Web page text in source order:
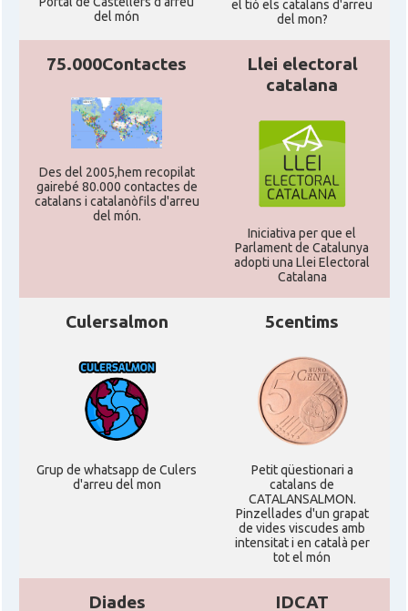
Delegació
Consolat
Consolat general a Chicago
Consolat Consolat general a Houston
Consolat general a Los Angeles
Consolat Consolat general a Miami
Consolat Consolat general a New York City
Consolat Consolat general a San Francisco
Consolat Consolat general a Washington
Ambaixada espanyola a Estats Units
d'Amèrica
* + ambaixades i consolats
del món
el tió els catalans d'arreu
del mon?
75.000Contactes
Des del 2005,hem recopilat
gairebé 80.000 contactes de
catalans i catalanòfils d'arreu
del món.
Llei electoral
catalana
Iniciativa per que el
Parlament de Catalunya
adopti una Llei Electoral
Catalana
Culersalmon
Grup de whatsapp de Culers
d'arreu del mon
5centims
Petit qüestionari a
catalans de
CATALANSALMON.
Pinzellades d'un grapat
de vides viscudes amb
intensitat i en català per
tot el món
Diades IDCAT